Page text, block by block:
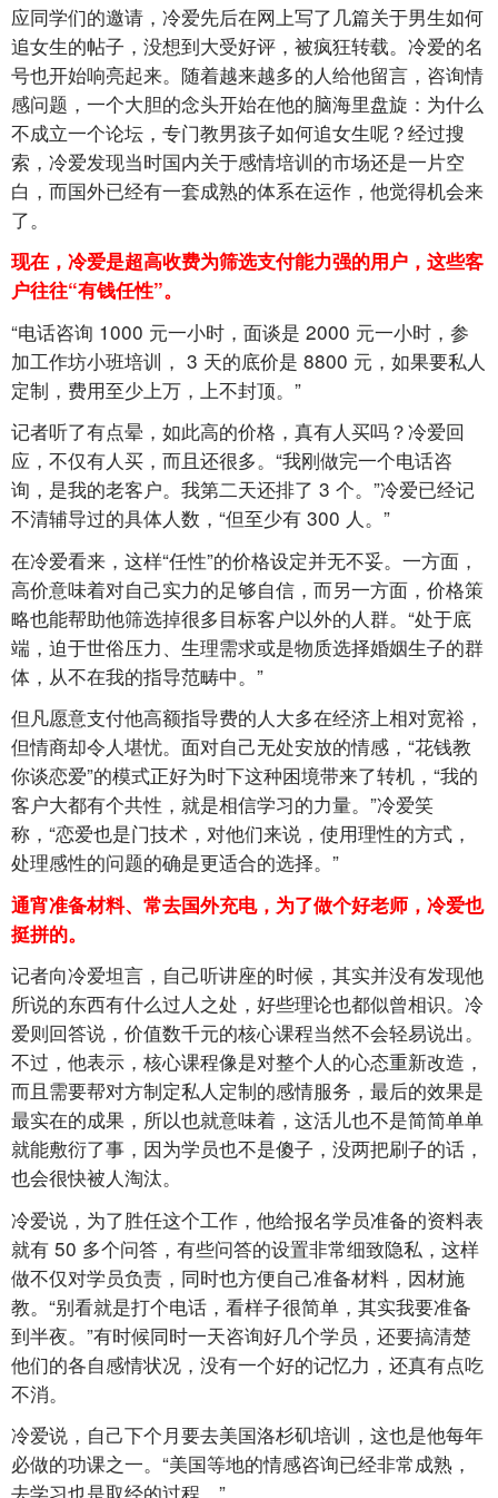
应同学们的邀请，冷爱先后在网上写了几篇关于男生如何
追女生的帖子，没想到大受好评，被疯狂转载。冷爱的名
号也开始响亮起来。随着越来越多的人给他留言，咨询情
感问题，一个大胆的念头开始在他的脑海里盘旋：为什么
不成立一个论坛，专门教男孩子如何追女生呢？经过搜
索，冷爱发现当时国内关于感情培训的市场还是一片空
白，而国外已经有一套成熟的体系在运作，他觉得机会来
了。
现在，冷爱是超高收费为筛选支付能力强的用户，这些客
户往往“有钱任性”。
“电话咨询 1000 元一小时，面谈是 2000 元一小时，参
加工作坊小班培训， 3 天的底价是 8800 元，如果要私人
定制，费用至少上万，上不封顶。”
记者听了有点晕，如此高的价格，真有人买吗？冷爱回
应，不仅有人买，而且还很多。“我刚做完一个电话咨
询，是我的老客户。我第二天还排了 3 个。”冷爱已经记
不清辅导过的具体人数，“但至少有 300 人。”
在冷爱看来，这样“任性”的价格设定并无不妥。一方面，
高价意味着对自己实力的足够自信，而另一方面，价格策
略也能帮助他筛选掉很多目标客户以外的人群。“处于底
端，迫于世俗压力、生理需求或是物质选择婚姻生子的群
体，从不在我的指导范畴中。”
但凡愿意支付他高额指导费的人大多在经济上相对宽裕，
但情商却令人堪忧。面对自己无处安放的情感，“花钱教
你谈恋爱”的模式正好为时下这种困境带来了转机，“我的
客户大都有个共性，就是相信学习的力量。”冷爱笑
称，“恋爱也是门技术，对他们来说，使用理性的方式，
处理感性的问题的确是更适合的选择。”
通宵准备材料、常去国外充电，为了做个好老师，冷爱也
挺拼的。
记者向冷爱坦言，自己听讲座的时候，其实并没有发现他
所说的东西有什么过人之处，好些理论也都似曾相识。冷
爱则回答说，价值数千元的核心课程当然不会轻易说出。
不过，他表示，核心课程像是对整个人的心态重新改造，
而且需要帮对方制定私人定制的感情服务，最后的效果是
最实在的成果，所以也就意味着，这活儿也不是简简单单
就能敷衍了事，因为学员也不是傻子，没两把刷子的话，
也会很快被人淘汰。
冷爱说，为了胜任这个工作，他给报名学员准备的资料表
就有 50 多个问答，有些问答的设置非常细致隐私，这样
做不仅对学员负责，同时也方便自己准备材料，因材施
教。“别看就是打个电话，看样子很简单，其实我要准备
到半夜。”有时候同时一天咨询好几个学员，还要搞清楚
他们的各自感情状况，没有一个好的记忆力，还真有点吃
不消。
冷爱说，自己下个月要去美国洛杉矶培训，这也是他每年
必做的功课之一。“美国等地的情感咨询已经非常成熟，
去学习也是取经的过程。”